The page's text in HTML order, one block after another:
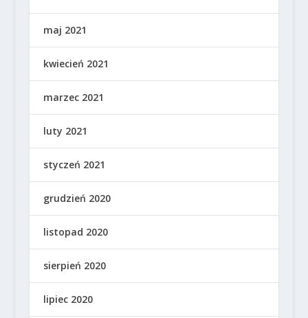
maj 2021
kwiecień 2021
marzec 2021
luty 2021
styczeń 2021
grudzień 2020
listopad 2020
sierpień 2020
lipiec 2020